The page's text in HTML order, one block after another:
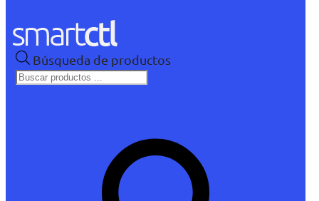
Búsqueda de productos